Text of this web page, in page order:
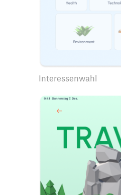
Interessenwahl